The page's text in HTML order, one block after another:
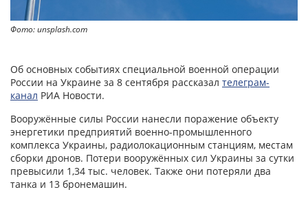
Фото: unsplash.com
Об основных событиях специальной военной операции
России на Украине за 8 сентября рассказал телеграм-
канал РИА Новости.
Вооружённые силы России нанесли поражение объекту
энергетики предприятий военно-промышленного
комплекса Украины, радиолокационным станциям, местам
сборки дронов. Потери вооружённых сил Украины за сутки
превысили 1,34 тыс. человек. Также они потеряли два
танка и 13 бронемашин.